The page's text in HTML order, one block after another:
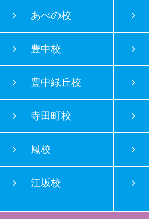
あべの校
豊中校
豊中緑丘校
寺田町校
鳳校
江坂校